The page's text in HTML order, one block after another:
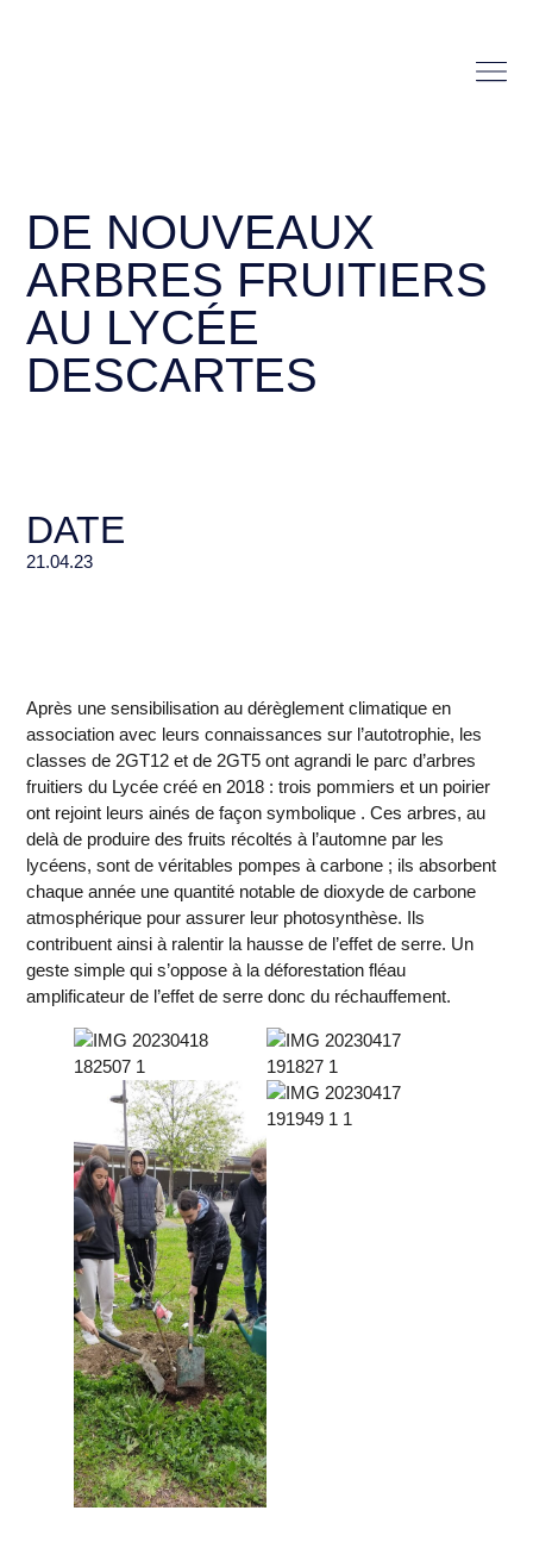
DE NOUVEAUX
ARBRES FRUITIERS
AU LYCÉE
DESCARTES
DATE
21.04.23
Après unesensibilisation au dérèglement climatique en
association avec leurs connaissances sur l’autotrophie, les
classes de 2GT12 et de 2GT5ont agrandi le parc d’arbres
fruitiers du Lycée créé en 2018 :trois pommiers et un poirier
ont rejoint leurs ainés de façon symbolique . Ces arbres, au
delà de produire des fruits récoltés à l’automne par les
lycéens, sont de véritables pompes à carbone ; ils absorbent
chaque année une quantité notable de dioxyde de carbone
atmosphérique pour assurer leur photosynthèse. Ils
contribuent ainsi à ralentir la hausse de l’effet de serre. Un
geste simple qui s’oppose à la déforestation fléau
amplificateur de l’effet de serre donc du réchauffement.